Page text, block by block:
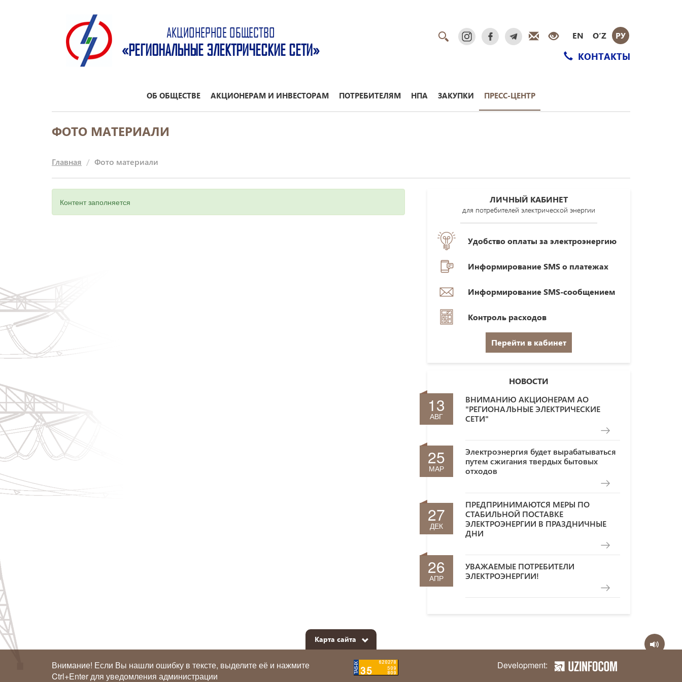
АКЦИОНЕРНОЕ ОБЩЕСТВО
«РЕГИОНАЛЬНЫЕ ЭЛЕКТРИЧЕСКИЕ СЕТИ»
EN O‘Z РУ
КОНТАКТЫ
ОБ ОБЩЕСТВЕ АКЦИОНЕРАМ И ИНВЕСТОРАМ ПОТРЕБИТЕЛЯМ НПА ЗАКУПКИ ПРЕСС-ЦЕНТР
ФОТО МАТЕРИАЛИ
Главная Фото материали
Контент заполняется ЛИЧНЫЙ КАБИНЕТ
для потребителей электрической энергии
Удобство оплаты за электроэнергию
Информирование SMS о платежах
Информирование SMS-сообщением
Контроль расходов
Перейти в кабинет
НОВОСТИ
13
АВГ
ВНИМАНИЮ АКЦИОНЕРАМ АО
"РЕГИОНАЛЬНЫЕ ЭЛЕКТРИЧЕСКИЕ
СЕТИ"
25
МАР
Электроэнергия будет вырабатываться
путем сжигания твердых бытовых
отходов
27
ДЕК
ПРЕДПРИНИМАЮТСЯ МЕРЫ ПО
СТАБИЛЬНОЙ ПОСТАВКЕ
ЭЛЕКТРОЭНЕРГИИ В ПРАЗДНИЧНЫЕ
ДНИ
26
АПР
УВАЖАЕМЫЕ ПОТРЕБИТЕЛИ
ЭЛЕКТРОЭНЕРГИИ!
Карта сайта
Внимание! Если Вы нашли ошибку в тексте, выделите её и нажмите
Ctrl+Enter для уведомления администрации
Development: